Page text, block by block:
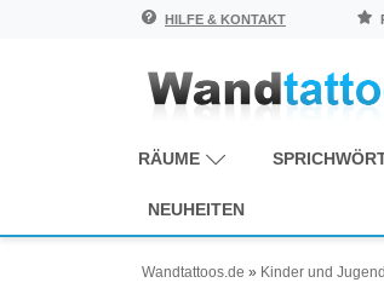
HILFE & KONTAKT
RÄUME
NEUHEITEN
Wandtattoos.de » Kinder und Jugend